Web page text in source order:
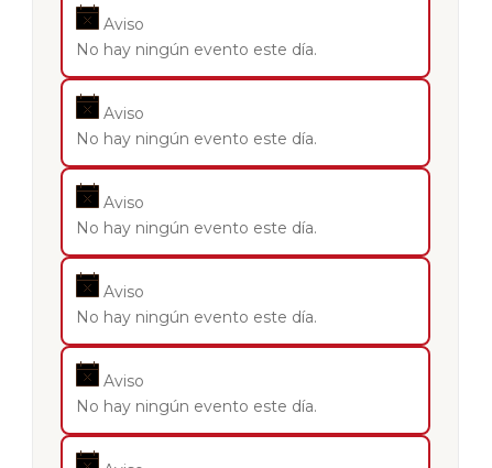
Aviso
No hay ningún evento este día.
Aviso
No hay ningún evento este día.
Aviso
No hay ningún evento este día.
Aviso
No hay ningún evento este día.
Aviso
No hay ningún evento este día.